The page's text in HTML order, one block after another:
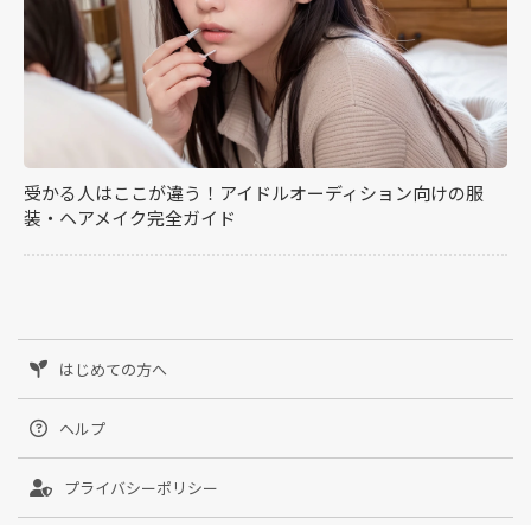
受かる人はここが違う！アイドルオーディション向けの服
装・ヘアメイク完全ガイド
はじめての方へ
ヘルプ
プライバシーポリシー